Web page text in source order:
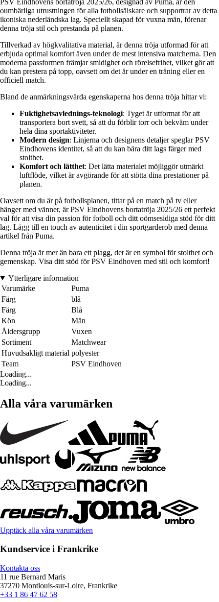
oumbärliga utrustningen för alla fotbollsälskare och supportrar av detta
ikoniska nederländska lag. Speciellt skapad för vuxna män, förenar
denna tröja stil och prestanda på planen.
Tillverkad av högkvalitativa material, är denna tröja utformad för att
erbjuda optimal komfort även under de mest intensiva matcherna. Den
moderna passformen främjar smidighet och rörelsefrihet, vilket gör att
du kan prestera på topp, oavsett om det är under en träning eller en
officiell match.
Bland de anmärkningsvärda egenskaperna hos denna tröja hittar vi:
Fuktighetsavlednings-teknologi: Tyget är utformat för att
transportera bort svett, så att du förblir torr och bekväm under
hela dina sportaktiviteter.
Modern design: Linjerna och designens detaljer speglar PSV
Eindhovens identitet, så att du kan bära ditt lags färger med
stolthet.
Komfort och lätthet: Det lätta materialet möjliggör utmärkt
luftflöde, vilket är avgörande för att stötta dina prestationer på
planen.
Oavsett om du är på fotbollsplanen, tittar på en match på tv eller
hänger med vänner, är PSV Eindhovens bortatröja 2025/26 ett perfekt
val för att visa din passion för fotboll och ditt oömsesidiga stöd för ditt
lag. Lägg till en touch av autenticitet i din sportgarderob med denna
artikel från Puma.
Denna tröja är mer än bara ett plagg, det är en symbol för stolthet och
gemenskap. Visa ditt stöd för PSV Eindhoven med stil och komfort!
Ytterligare information
Varumärke
Puma
Färg
blå
Färg
Blå
Kön
Män
Åldersgrupp
Vuxen
Sortiment
Matchwear
Huvudsakligt material polyester
Team
PSV Eindhoven
Loading...
Loading...
Alla våra varumärken
Upptäck alla våra varumärken
Kundservice i Frankrike
Kontakta oss
11 rue Bernard Maris
37270 Montlouis-sur-Loire, Frankrike
+33 1 86 47 62 58